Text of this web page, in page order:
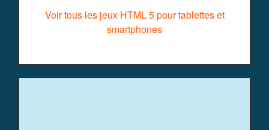
Voir tous les jeux HTML 5 pour tablettes et
smartphones